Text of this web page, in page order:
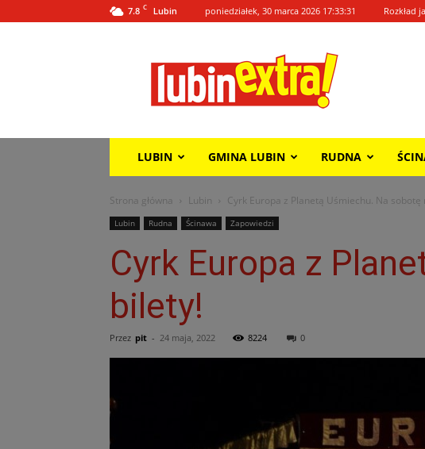
7.8 C Lubin poniedziałek, 30 marca 2026 17:33:31 Rozkład
Extra!
LUBIN GMINA LUBIN RUDNA
Strona główna Lubin Cyrk Europa z Planetą Uśmiechu. Na sobotę
Lubin Rudna Ścinawa Zapowiedzi
Cyrk Europa z
bilety!
Przez pit - 24 maja, 2022 8224 0